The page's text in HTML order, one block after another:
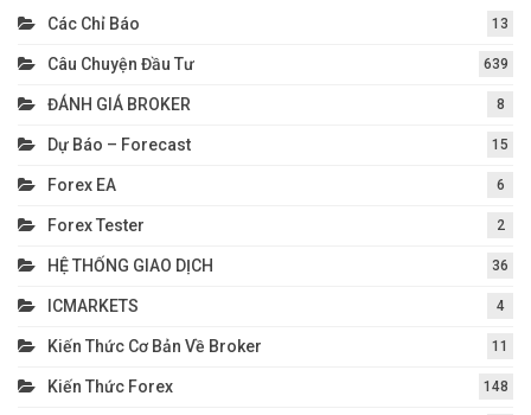
Các Chỉ Báo 13
Câu Chuyện Đầu Tư 639
ĐÁNH GIÁ BROKER 8
Dự Báo – Forecast 15
Forex EA 6
Forex Tester 2
HỆ THỐNG GIAO DỊCH 36
ICMARKETS 4
Kiến Thức Cơ Bản Về Broker 11
Kiến Thức Forex 148